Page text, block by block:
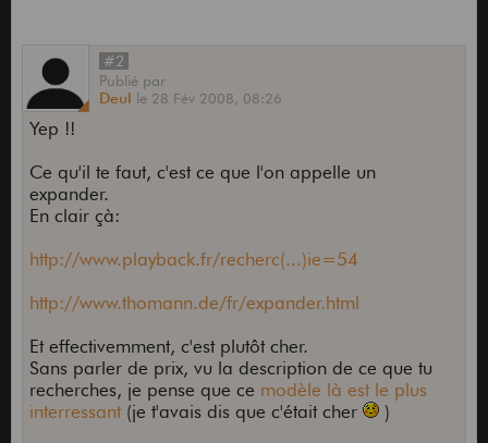
#2
Publié par
Deul le 28 Fév 2008, 08:26
Yep !!
Ce qu'il te faut, c'est ce que l'on appelle un
expander.
En clair çà:
http://www.playback.fr/recherc(...)ie=54
http://www.thomann.de/fr/expander.html
Et effectivemment, c'est plutôt cher.
Sans parler de prix, vu la description de ce que tu
recherches, je pense que ce modèle là est le plus
interressant(je t'avais dis que c'était cher
)